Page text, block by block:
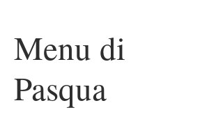
Menu di
Pasqua